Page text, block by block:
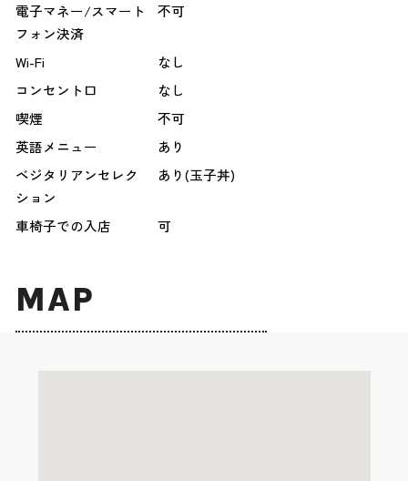
電子マネー/スマート
フォン決済
不可
Wi-Fi
なし
コンセント口
なし
喫煙
不可
英語メニュー
あり
ベジタリアンセレク
ション
あり(玉子丼)
車椅子での入店 可
MAP